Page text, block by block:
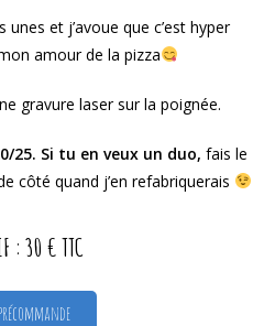
unes et j’avoue que c’est hyper
amour de la pizza
gravure laser sur la poignée.
25. Si tu en veux un duo, fais le
côté quand j’en refabriquerais
: 30 € TTC